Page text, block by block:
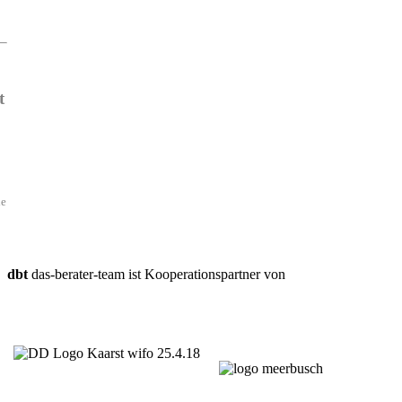
dbt das-berater-team ist Kooperationspartner von